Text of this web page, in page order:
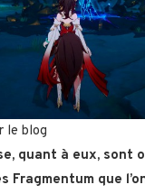
le blog
quant à eux, sont
Fragmentum que